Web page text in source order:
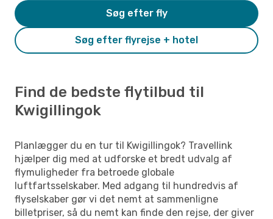
Søg efter flyrejse + hotel
Søg efter fly
Find de bedste flytilbud til
Kwigillingok
Planlægger du en tur til Kwigillingok? Travellink
hjælper dig med at udforske et bredt udvalg af
flymuligheder fra betroede globale
luftfartsselskaber. Med adgang til hundredvis af
flyselskaber gør vi det nemt at sammenligne
billetpriser, så du nemt kan finde den rejse, der giver